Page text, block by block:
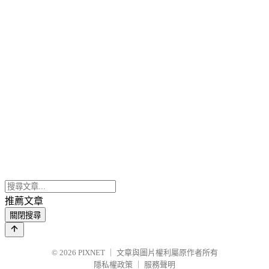
推薦文章
關閉搜尋
© 2026 PIXNET
文章與圖片權利屬原作者所有
隱私權政策
服務聲明